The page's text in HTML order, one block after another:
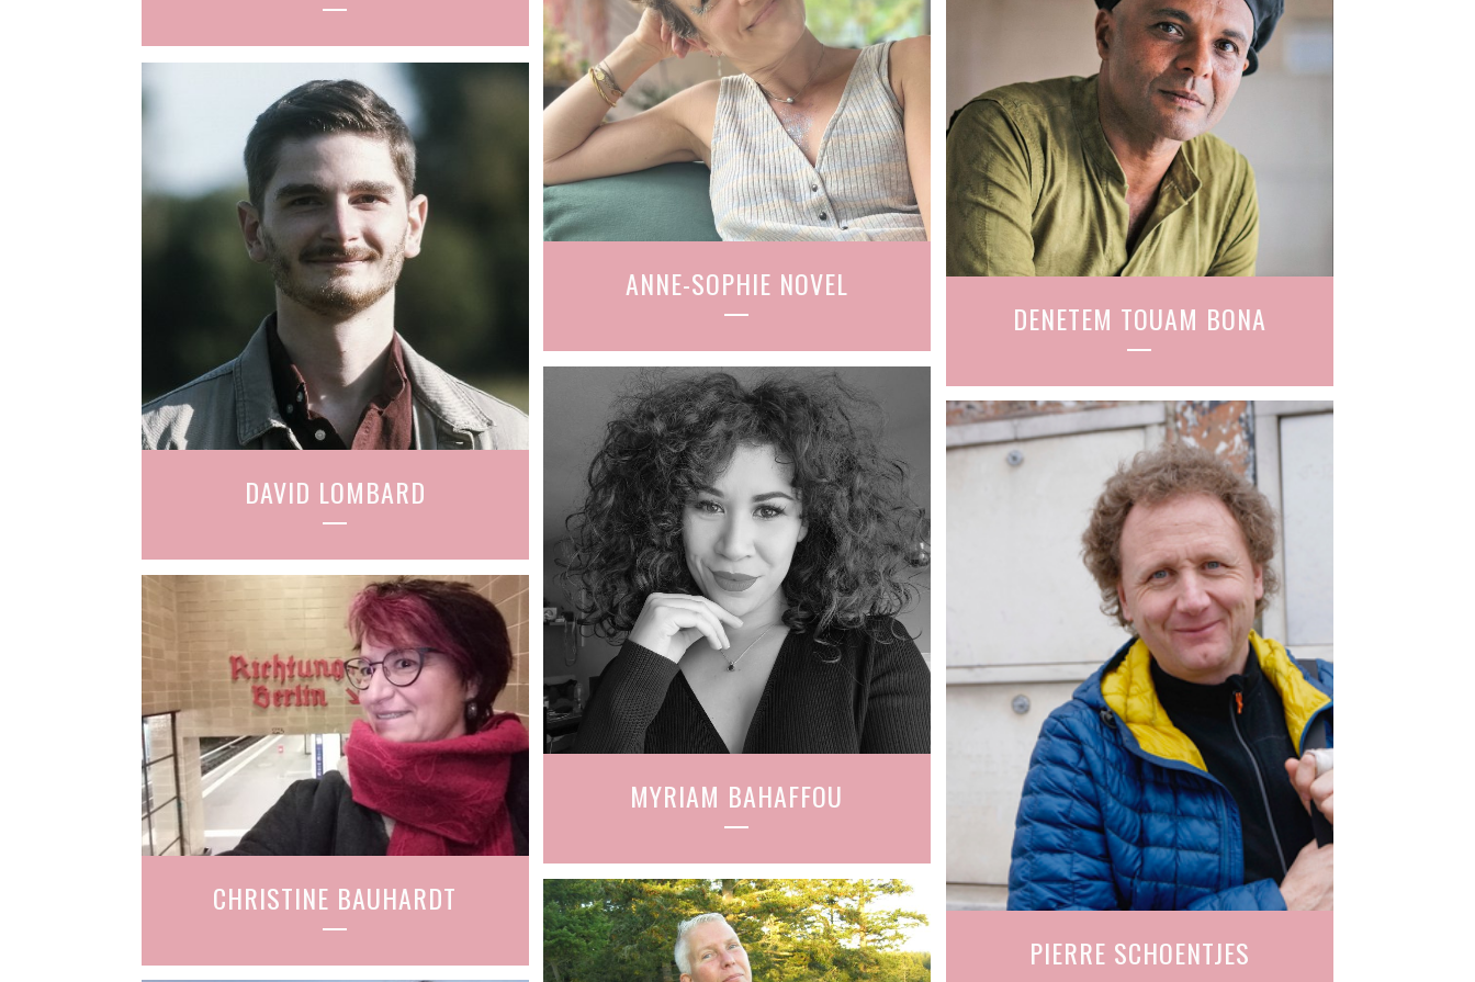
ANNE-SOPHIE NOVEL
DENETEM TOUAM BONA
DAVID LOMBARD
MYRIAM BAHAFFOU
PIERRE SCHOENTJES
CHRISTINE BAUHARDT